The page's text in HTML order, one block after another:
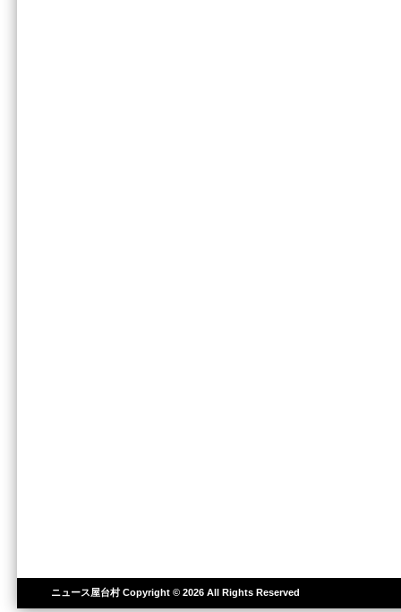
ニュース屋台村Copyright © 2026 All Rights Reserved